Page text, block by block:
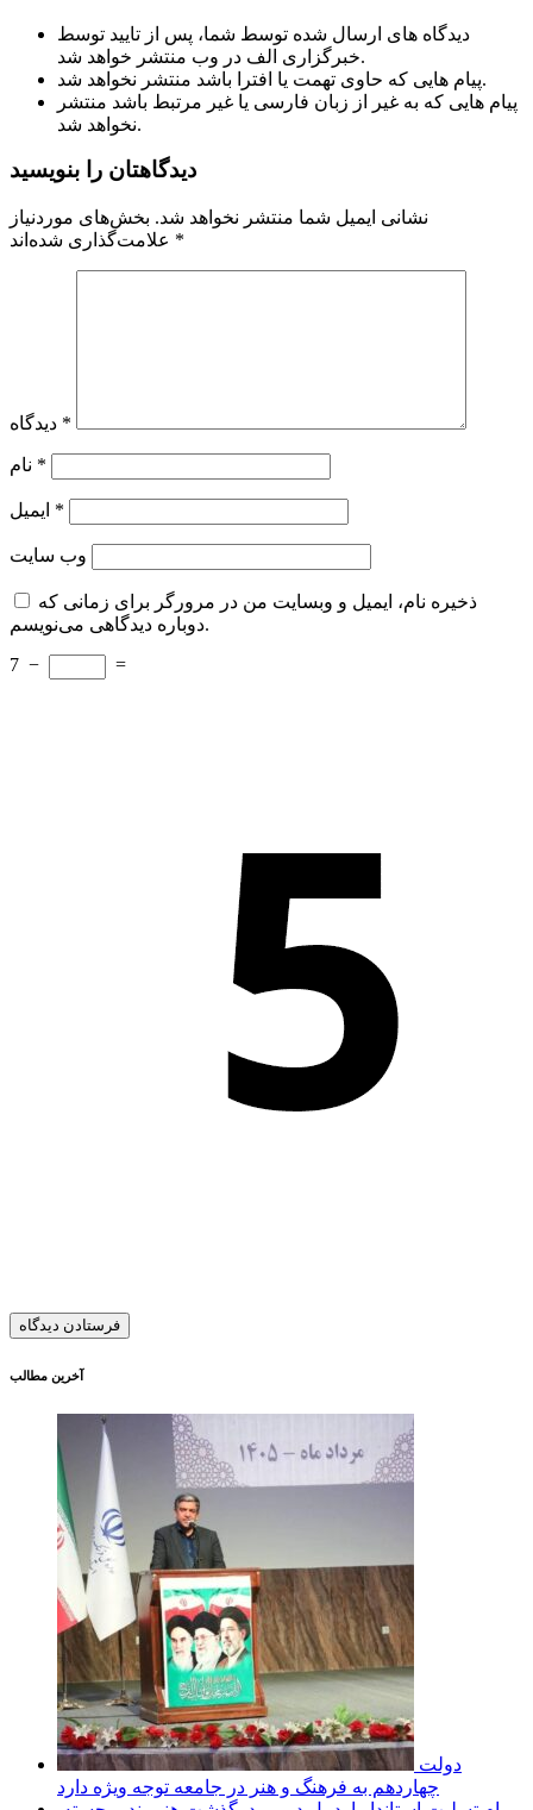
دیدگاه های ارسال شده توسط شما، پس از تایید توسط
خبرگزاری الف در وب منتشر خواهد شد.
پیام هایی که حاوی تهمت یا افترا باشد منتشر نخواهد شد.
پیام هایی که به غیر از زبان فارسی یا غیر مرتبط باشد منتشر
نخواهد شد.
دیدگاهتان را بنویسید
نشانی ایمیل شما منتشر نخواهد شد. بخش‌های موردنیاز
*
*
*
*
وب‌ سایت
ذخیره نام، ایمیل و وبسایت من در مرورگر برای زمانی که
دوباره دیدگاهی می‌نویسم.
7 − =
آخرین مطالب
چهاردهم به فرهنگ و هنر در جامعه توجه ویژه دارد